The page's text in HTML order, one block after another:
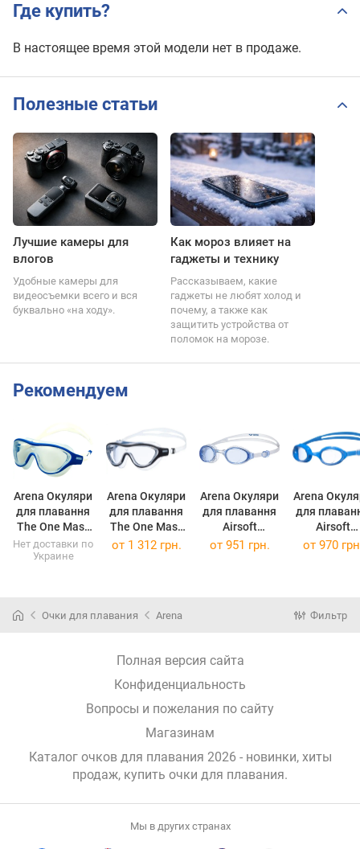
Где купить?
В настоящее время этой модели нет в продаже.
Полезные статьи
Лучшие камеры для
влогов
Удобные камеры для
видеосъемки всего и вся
буквально «на ходу».
Как мороз влияет на
гаджеты и технику
Рассказываем, какие
гаджеты не любят холод и
почему, а также как
защитить устройства от
поломок на морозе.
Рекомендуем
Arena Окуляри
для плавання
The One Mask
Transparent/Bl
ue/White
Arena Окуляри
для плавання
The One Mask
Transparent/Bl
Arena Окуляри
для плавання
Airsoft
Blue/Transpar
Arena
для
Airsoft
Нет доставки по
Украине
от 1 312 грн. от 951 грн. от 970
Очки для плавания Arena Фильтр
Полная версия сайта
Конфиденциальность
Вопросы и пожелания по сайту
Магазинам
Каталог очков для плавания 2026 - новинки, хиты
продаж, купить очки для плавания.
Мы в других странах